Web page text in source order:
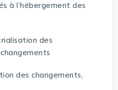
à l’hébergement des
des
des changements,